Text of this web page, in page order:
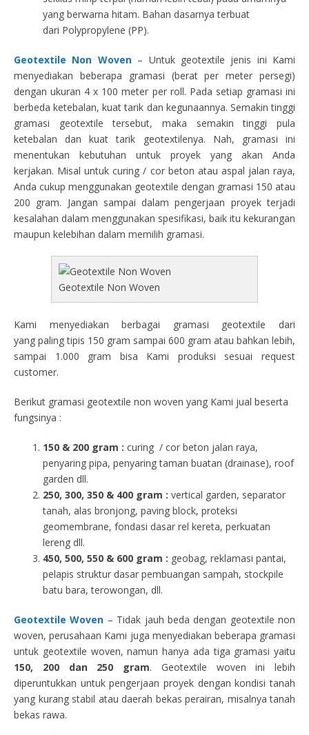
yang berwarna hitam. Bahan dasarnya terbuat
dari Polypropylene (PP).
Geotextile Non Woven– Untuk geotextile jenis ini Kami
menyediakan beberapa gramasi (berat per meter persegi)
dengan ukuran 4 x 100 meter per roll. Pada setiap gramasi ini
berbeda ketebalan, kuat tarik dan kegunaannya. Semakin tinggi
gramasi geotextile tersebut, maka semakin tinggi pula
ketebalan dan kuat tarik geotextilenya. Nah, gramasi ini
menentukan kebutuhan untuk proyek yang akan Anda
kerjakan. Misal untuk curing / cor beton atau aspal jalan raya,
Anda cukup menggunakan geotextile dengan gramasi 150 atau
200 gram. Jangan sampai dalam pengerjaan proyek terjadi
kesalahan dalam menggunakan spesifikasi, baik itu kekurangan
maupun kelebihan dalam memilih gramasi.
Geotextile Non Woven
Kami menyediakan berbagai gramasi geotextile dari
yang paling tipis 150 gram sampai 600 gram atau bahkan lebih,
sampai 1.000 gram bisa Kami produksi sesuai request
customer.
Berikut gramasi geotextile non woven yang Kami jual beserta
fungsinya :
150 & 200 gram : curing / cor beton jalan raya,
penyaring pipa, penyaring taman buatan (drainase), roof
garden dll.
250, 300, 350 & 400 gram : vertical garden, separator
tanah, alas bronjong, paving block, proteksi
geomembrane, fondasi dasar rel kereta, perkuatan
lereng dll.
450, 500, 550 & 600 gram : geobag, reklamasi pantai,
pelapis struktur dasar pembuangan sampah, stockpile
batu bara, terowongan, dll.
Geotextile Woven – Tidak jauh beda dengan geotextile non
woven, perusahaan Kami juga menyediakan beberapa gramasi
untuk geotextile woven, namun hanya ada tiga gramasi yaitu
150, 200 dan 250 gram. Geotextile woven ini lebih
diperuntukkan untuk pengerjaan proyek dengan kondisi tanah
yang kurang stabil atau daerah bekas perairan, misalnya tanah
bekas rawa.